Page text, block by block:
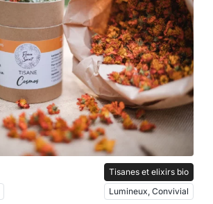
Tisanes et elixirs bio
Lumineux, Convivial